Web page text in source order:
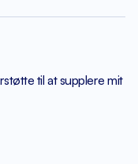
til at suppleremit